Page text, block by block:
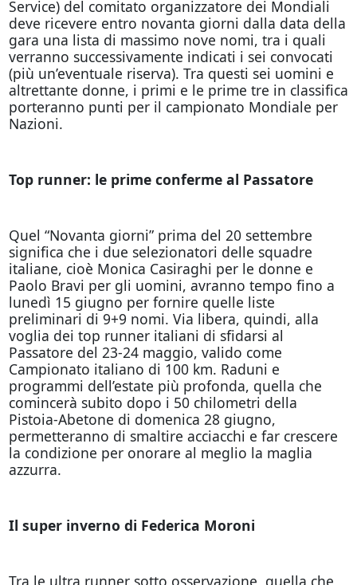
Service) del comitato organizzatore dei Mondiali
deve ricevere entro novanta giorni dalla data della
gara una lista di massimo nove nomi, tra i quali
verranno successivamente indicati i sei convocati
(più un’eventuale riserva). Tra questi sei uomini e
altrettante donne, i primi e le prime tre in classifica
porteranno punti per il campionato Mondiale per
Nazioni.
Top runner: le prime conferme al Passatore
Quel “Novanta giorni” prima del 20 settembre
significa che i due selezionatori delle squadre
italiane, cioè Monica Casiraghi per le donne e
Paolo Bravi per gli uomini, avranno tempo fino a
lunedì 15 giugno per fornire quelle liste
preliminari di 9+9 nomi. Via libera, quindi, alla
voglia dei top runner italiani di sfidarsi al
Passatore del 23-24 maggio, valido come
Campionato italiano di 100 km. Raduni e
programmi dell’estate più profonda, quella che
comincerà subito dopo i 50 chilometri della
Pistoia-Abetone di domenica 28 giugno,
permetteranno di smaltire acciacchi e far crescere
la condizione per onorare al meglio la maglia
azzurra.
Il super inverno di Federica Moroni
Tra le ultra runner sotto osservazione, quella che